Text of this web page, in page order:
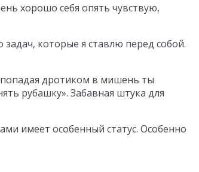
хорошо себя опять чувствую,
которые я ставлю перед собой.
попадая дротиком в мишень ты
рубашку». Забавная штука для
имеет особенный статус. Особенно